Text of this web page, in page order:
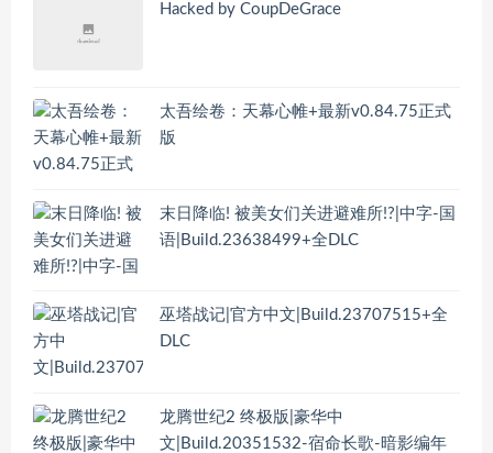
Hacked by CoupDeGrace
太吾绘卷：天幕心帷+最新v0.84.75正式
版
末日降临! 被美女们关进避难所!?|中字-国
语|Build.23638499+全DLC
巫塔战记|官方中文|Build.23707515+全
DLC
龙腾世纪2 终极版|豪华中
文|Build.20351532-宿命长歌-暗影编年